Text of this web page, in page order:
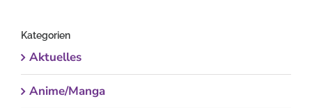
Kategorien
Aktuelles
Anime/Manga